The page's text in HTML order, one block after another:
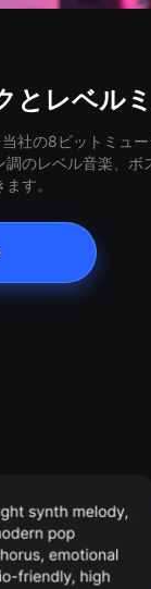
とレベル
社の8ビットミュ
のレベル音楽、ボ
す。